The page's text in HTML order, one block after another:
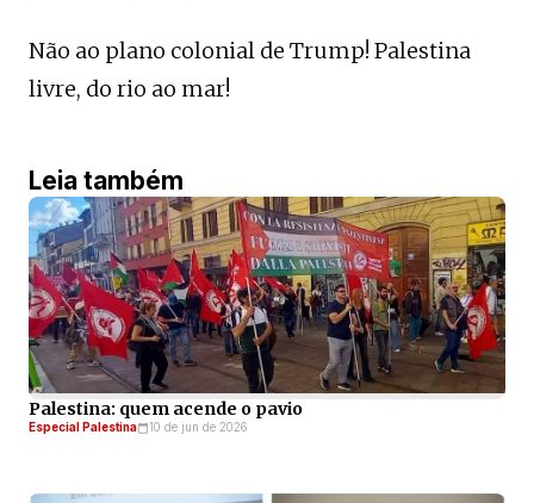
Não ao plano colonial de Trump! Palestina
livre, do rio ao mar!
Leia também
Palestina: quem acende o pavio
Especial Palestina 10 de jun de 2026